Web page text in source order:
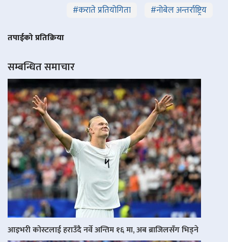
#कराते प्रतियोगिता #नोबेल अन्तर्राष्ट्रिय
तपाईको प्रतिक्रिया
सम्बन्धित समाचार
आइभरी कोस्टलाई हराउँदै नर्वे अन्तिम १६ मा, अब ब्राजिलसँग भिड्ने